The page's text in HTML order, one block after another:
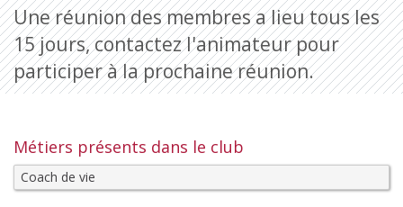
Une réunion des membres a lieu tous les
15 jours, contactez l'animateur pour
participer à la prochaine réunion.
Métiers présents dans le club
Coach de vie